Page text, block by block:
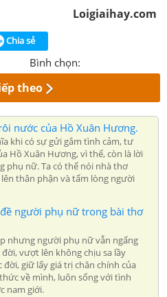
Loigiaihay.com
Chia sẻ
Bình chọn:
theo
nước của Hồ Xuân Hương.
khi có sự gửi gắm tình cảm, tư
Hồ Xuân Hương, vì thế, còn là lời
phụ nữ. Ta có thể nói nhà thơ
thân phận và tấm lòng người
người phụ nữ trong bài thơ
nhưng người phụ nữ vẫn ngẩng
vượt lên không chịu sa lầy
giữ lấy giá trị chân chính của
về mình, luôn sống với tình
nam giới.